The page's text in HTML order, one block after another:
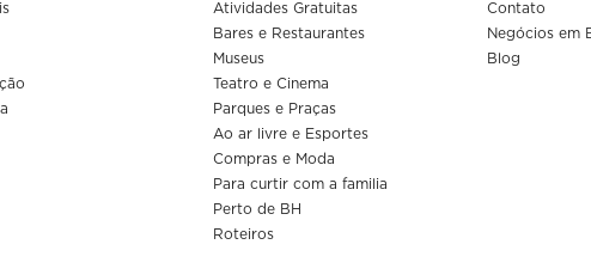
Atividades Gratuitas
Bares e Restaurantes
Museus
Teatro e Cinema
Parques e Praças
Ao ar livre e Esportes
Compras e Moda
Para curtir com a familia
Perto de BH
Roteiros
Contato
Negócios em
Blog